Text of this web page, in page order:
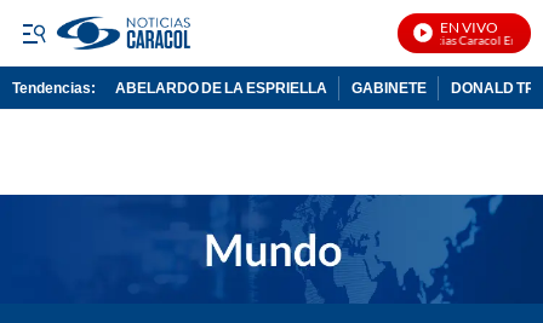
EN VIVO
Noticias Caracol En Vivo
Tendencias: ABELARDO DE LA ESPRIELLA GABINETE DONALD